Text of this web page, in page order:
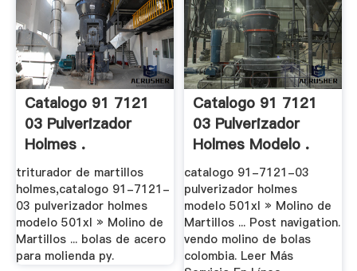
Catalogo 91 7121
03 Pulverizador
Holmes .
triturador de martillos
holmes,catalogo 91-7121-
03 pulverizador holmes
modelo 501xl » Molino de
Martillos ... bolas de acero
para molienda py.
Catalogo 91 7121
03 Pulverizador
Holmes Modelo .
catalogo 91-7121-03
pulverizador holmes
modelo 501xl » Molino de
Martillos ... Post navigation.
vendo molino de bolas
colombia. Leer Más